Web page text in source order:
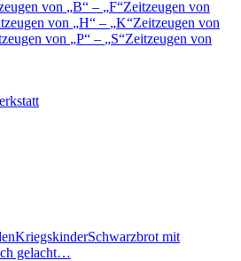
von B – F Zeitzeugen von
von H – K Zeitzeugen von
von P – S Zeitzeugen von
KriegskinderSchwarzbrot mit
gelacht…